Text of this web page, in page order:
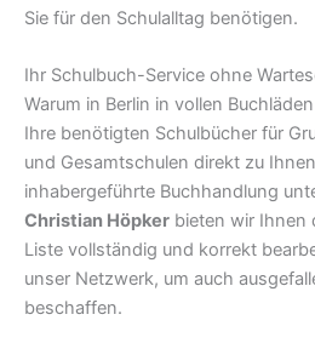
Sie für den Schulalltag benötigen.
Ihr Schulbuch-Service ohne
Warum in Berlin in vollen
Ihre benötigten Schulbücher für
und Gesamtschulen direkt zu
inhabergeführte Buchhandlung
Christian Höpker bieten wir Ihnen
Liste vollständig und korrekt
unser Netzwerk, um auch
beschaffen.